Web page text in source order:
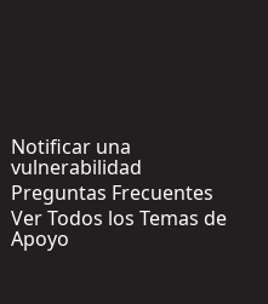
Notificar una
vulnerabilidad
Preguntas Frecuentes
Ver Todos los Temas de
Apoyo